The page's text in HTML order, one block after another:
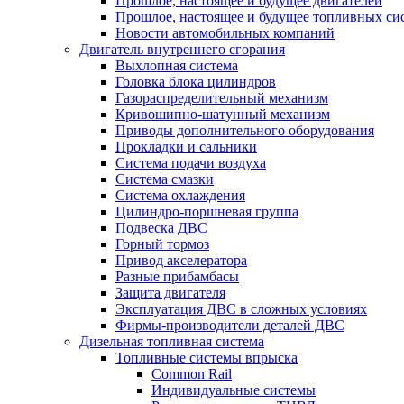
Прошлое, настоящее и будущее топливных
Новости автомобильных компаний
Двигатель внутреннего сгорания
Выхлопная система
Головка блока цилиндров
Газораспределительный механизм
Кривошипно-шатунный механизм
Приводы дополнительного оборудования
Прокладки и сальники
Система подачи воздуха
Система смазки
Система охлаждения
Цилиндро-поршневая группа
Подвеска ДВС
Горный тормоз
Привод акселератора
Разные прибамбасы
Защита двигателя
Эксплуатация ДВС в сложных условиях
Фирмы-производители деталей ДВС
Дизельная топливная система
Топливные системы впрыска
Common Rail
Индивидуальные системы